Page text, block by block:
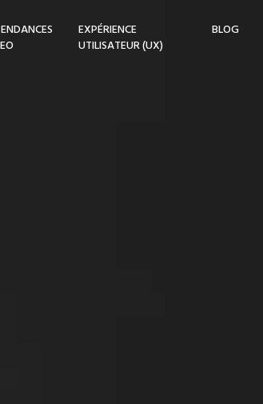
EXPÉRIENCE
UTILISATEUR (UX)
BLOG